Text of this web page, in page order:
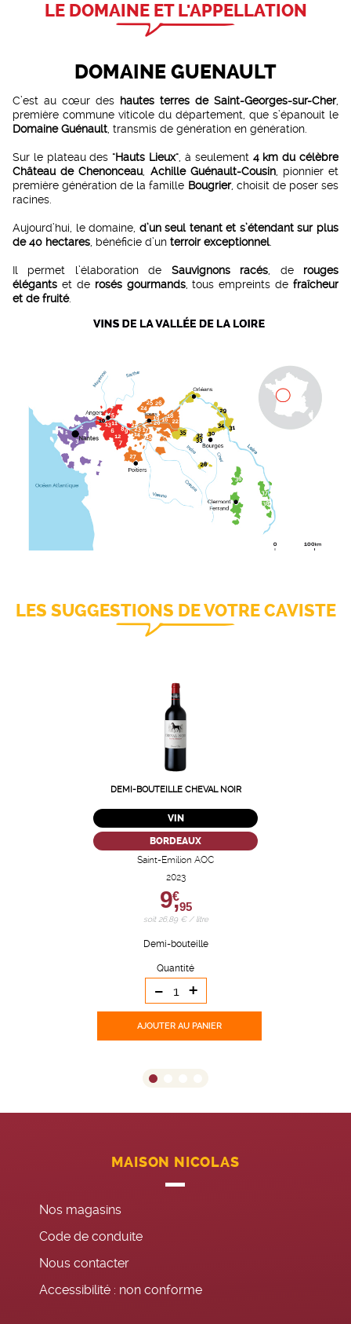
LE DOMAINE ET L'APPELLATION
DOMAINE GUENAULT
C’est au cœur des hautes terres de Saint-Georges-sur-Cher,
première commune viticole du département, que s’épanouit le
Domaine Guénault , transmis de génération en génération.
Sur le plateau des"Hauts Lieux" , à seulement 4 km du célèbre
Château de Chenonceau
Achille Guénault-Cousin, pionnier et
première génération de la famille Bougrier, choisit de poser ses
racines.
Aujourd’hui, le domaine, d’un seul tenant et s’étendant sur plus
de 40 hectares , bénéficie d’un terroir exceptionnel.
Il permet l’élaboration de Sauvignons racés , de rouges
élégants et de rosés gourmands, tous empreints de fraîcheur
et de fruité.
LES SUGGESTIONS DE VOTRE CAVISTE
DEMI-BOUTEILLE CHEVAL NOIR
VIN
BORDEAUX
Saint-Emilion AOC
2023
9,
€
95
soit 26,89 € / litre
Demi-bouteille
Quantité
- +
AJOUTER AU PANIER
MAISON NICOLAS
Nos magasins
Code de conduite
Nous contacter
Accessibilité : non conforme